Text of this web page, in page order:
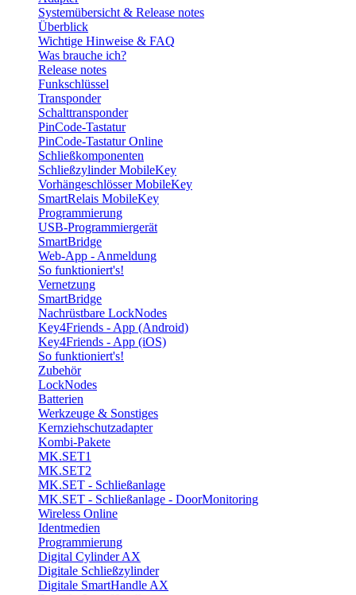
Systemübersicht & Release notes
Überblick
Wichtige Hinweise & FAQ
Was brauche ich?
Release notes
Funkschlüssel
Transponder
Schalttransponder
PinCode-Tastatur
PinCode-Tastatur Online
Schließkomponenten
Schließzylinder MobileKey
Vorhängeschlösser MobileKey
SmartRelais MobileKey
Programmierung
USB-Programmiergerät
SmartBridge
Web-App - Anmeldung
So funktioniert's!
Vernetzung
SmartBridge
Nachrüstbare LockNodes
Key4Friends - App (Android)
Key4Friends - App (iOS)
So funktioniert's!
Zubehör
LockNodes
Batterien
Werkzeuge & Sonstiges
Kernziehschutzadapter
Kombi-Pakete
MK.SET1
MK.SET2
MK.SET - Schließanlage
MK.SET - Schließanlage - DoorMonitoring
Wireless Online
Identmedien
Programmierung
Digital Cylinder AX
Digitale Schließzylinder
Digitale SmartHandle AX